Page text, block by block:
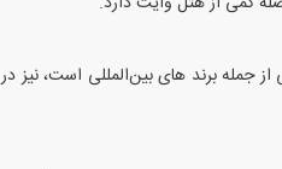
جمله برند های بین‌المللی است، نیز در